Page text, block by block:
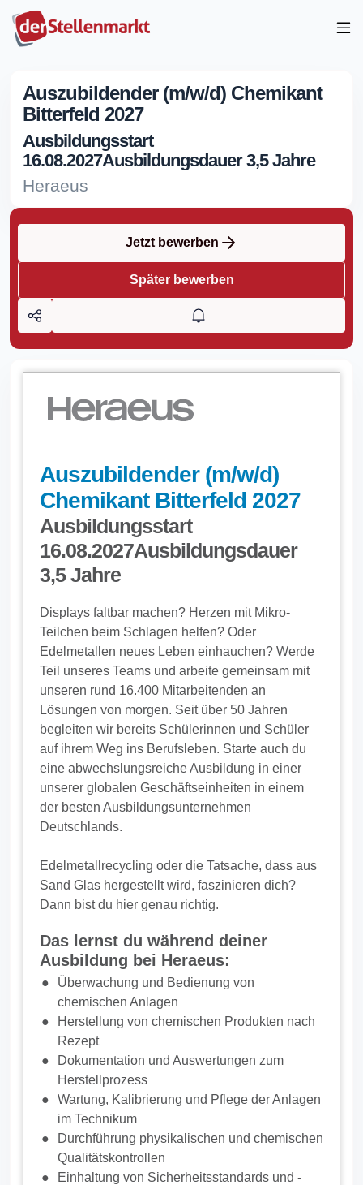
Auszubildender (m/w/d) Chemikant
Bitterfeld 2027
Ausbildungsstart
16.08.2027Ausbildungsdauer 3,5 Jahre
Heraeus
Jetzt bewerben
Später bewerben
Auszubildender (m/w/d)
Chemikant Bitterfeld 2027
Ausbildungsstart
16.08.2027Ausbildungsdauer
3,5 Jahre
Displays faltbar machen? Herzen mit Mikro-
Teilchen beim Schlagen helfen? Oder
Edelmetallen neues Leben einhauchen? Werde
Teil unseres Teams und arbeite gemeinsam mit
unseren rund 16.400 Mitarbeitenden an
Lösungen von morgen. Seit über 50 Jahren
begleiten wir bereits Schülerinnen und Schüler
auf ihrem Weg ins Berufsleben. Starte auch du
eine abwechslungsreiche Ausbildung in einer
unserer globalen Geschäftseinheiten in einem
der besten Ausbildungsunternehmen
Deutschlands.
Edelmetallrecycling oder die Tatsache, dass aus
Sand Glas hergestellt wird, faszinieren dich?
Dann bist du hier genau richtig.
Das lernst du während deiner
Ausbildung bei Heraeus:
Überwachung und Bedienung von
chemischen Anlagen
Herstellung von chemischen Produkten nach
Rezept
Dokumentation und Auswertungen zum
Herstellprozess
Wartung, Kalibrierung und Pflege der Anlagen
im Technikum
Durchführung physikalischen und chemischen
Qualitätskontrollen
Einhaltung von Sicherheitsstandards und -